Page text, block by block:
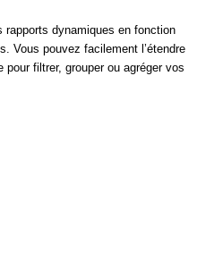
rapports dynamiques en fonction
Vous pouvez facilement l’étendre
filtrer, grouper ou agréger vos